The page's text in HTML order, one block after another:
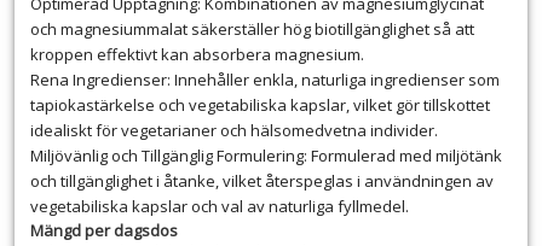
och magnesiummalat säkerställer hög biotillgänglighet så att
kroppen effektivt kan absorbera magnesium.
Rena Ingredienser: Innehåller enkla, naturliga ingredienser som
tapiokastärkelse och vegetabiliska kapslar, vilket gör tillskottet
idealiskt för vegetarianer och hälsomedvetna individer.
Miljövänlig och Tillgänglig Formulering: Formulerad med miljötänk
och tillgänglighet i åtanke, vilket återspeglas i användningen av
vegetabiliska kapslar och val av naturliga fyllmedel.
Mängd per dagsdos